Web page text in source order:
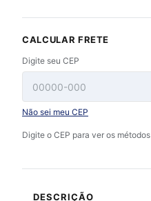
CALCULAR FRETE
Digite seu CEP
Não sei meu CEP
Digite o CEP para ver os
DESCRIÇÃO